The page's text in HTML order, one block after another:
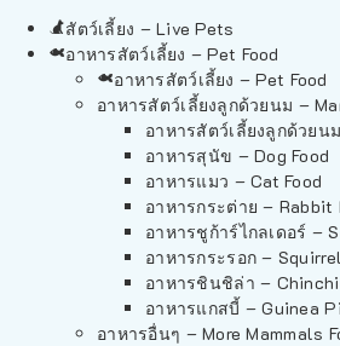
สัตว์เลี้ยง – Live Pets
อาหารสัตว์เลี้ยง – Pet Food
อาหารสัตว์เลี้ยง – Pet Food
อาหารสัตว์เลี้ยงลูกด้วยนม –
อาหารสัตว์เลี้ยงลูกด้วยน
อาหารสุนัข – Dog Food
อาหารแมว – Cat Food
อาหารกระต่าย – Rabbit
อาหารชูก้าร์ไกลเดอร์ –
อาหารกระรอก –
อาหารชินชิล่า –
อาหารแกสบี้ – Guinea
อาหารอื่นๆ – More Mammals